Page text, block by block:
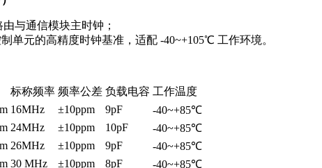
与通信模块主时钟；
单元的高精度时钟基准，适配 -40~+105℃ 工作环境。
标称频率 频率公差 负载电容 工作温度
16MHz ±10ppm 9pF
-40~+85℃
24MHz ±10ppm 10pF
-40~+85℃
26MHz ±10ppm 9pF
-40~+85℃
30 MHz ±10ppm 8pF -40~+85℃